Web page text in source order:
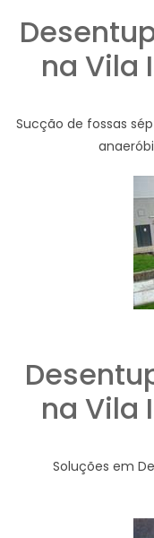
na Vila
Sucção de fossas
na Vila
Soluções em